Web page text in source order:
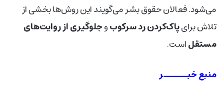
می‌شود. فعالان حقوق بشر می‌گویند این روش‌ها بخشی از
تلاش برایپاک‌کردن رد سرکوبوجلوگیری از روایت‌های
مستقلاست.
منبع خبــــــر